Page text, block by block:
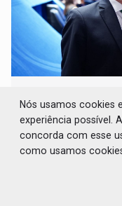
será votada na
Se aprovada na CCJ
Nós usamos cookies
experiência possível.
concorda com esse
como usamos